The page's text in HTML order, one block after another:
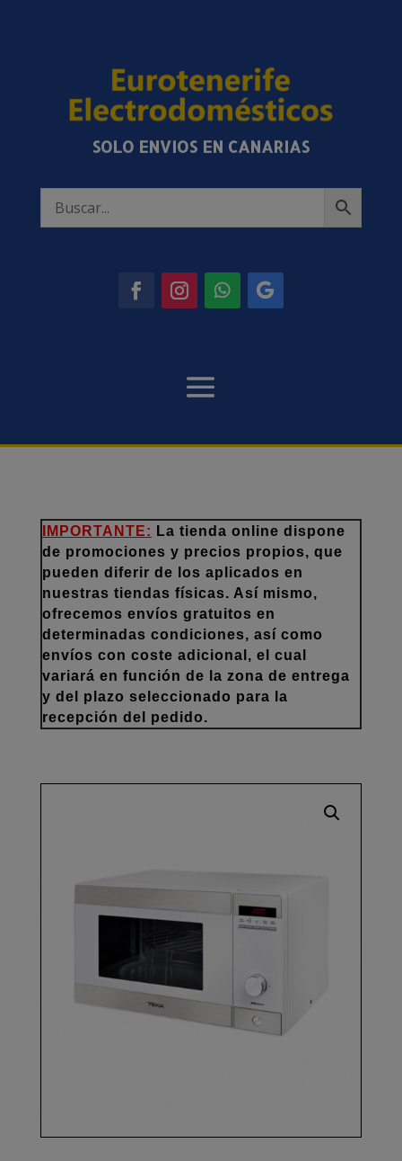
SOLO ENVIOS EN CANARIAS
IMPORTANTE: La tienda online dispone
de promociones y precios propios, que
pueden diferir de los aplicados en
nuestras tiendas físicas. Así mismo,
ofrecemos envíos gratuitos en
determinadas condiciones, así como
envíos con coste adicional, el cual
variará en función de la zona de entrega
y del plazo seleccionado para la
recepción del pedido.